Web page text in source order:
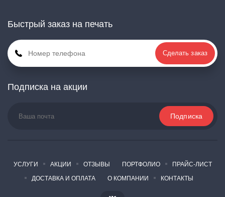
Быстрый заказ на печать
Сделать заказ
Подписка на акции
УСЛУГИ АКЦИИ ОТЗЫВЫ ПОРТФОЛИО
ПРАЙС-ЛИСТ
ДОСТАВКА И ОПЛАТА
О КОМПАНИИ КОНТАКТЫ